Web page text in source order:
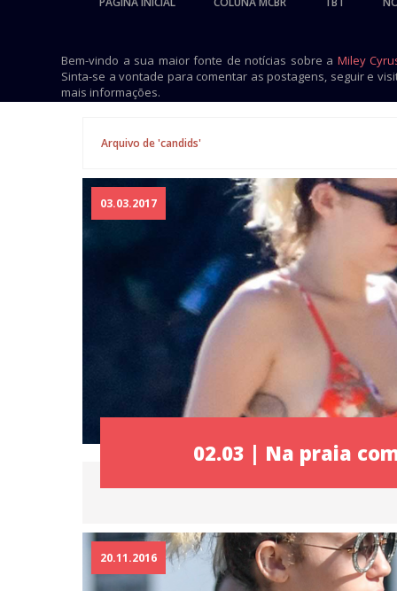
Bem-vindo a sua maior fonte de notícias sobre a Miley
Sinta-se a vontade para comentar as postagens, seguir e
mais informações.
Arquivo de 'candids'
03.03.2017
02.03 | Na praia
20.11.2016